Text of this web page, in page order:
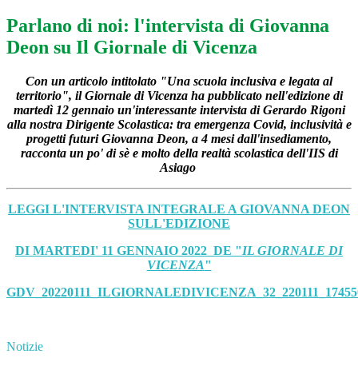
Parlano di noi: l'intervista di Giovanna
Deon su Il Giornale di Vicenza
Con un articolo intitolato "Una scuola inclusiva e legata al
territorio", il Giornale di Vicenza ha pubblicato nell'edizione di
martedì 12 gennaio un'interessante intervista di Gerardo Rigoni
alla nostra Dirigente Scolastica: tra emergenza Covid, inclusività e
progetti futuri Giovanna Deon, a 4 mesi dall'insediamento,
racconta un po' di sè e molto della realtà scolastica dell'IIS di
Asiago
LEGGI L'INTERVISTA INTEGRALE A GIOVANNA DEON
SULL'EDIZIONE
DI MARTEDI' 11 GENNAIO 2022 DE "IL GIORNALE DI
VICENZA"
Notizie